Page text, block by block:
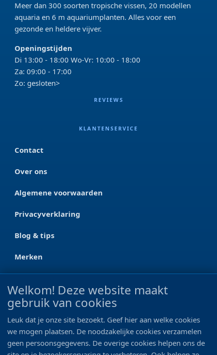
Meer dan 300 soorten tropische vissen, 20 modellen
aquaria en 6 m aquariumplanten. Alles voor een
gezonde en heldere vijver.
Openingstijden
Di 13:00 - 18:00 Wo-Vr: 10:00 - 18:00
Za: 09:00 - 17:00
Zo: gesloten>
REVIEWS
KLANTENSERVICE
Contact
Over ons
Algemene voorwaarden
Privacyverklaring
Blog & tips
Merken
CONTACT
Ootmarsumseweg 125a
0546 - 622 990
06 - 11 19 81 42
Welkom! Deze website maakt
gebruik van cookies
Leuk dat je onze site bezoekt. Geef hier aan welke cookies
we mogen plaatsen. De noodzakelijke cookies verzamelen
geen persoonsgegevens. De overige cookies helpen ons de